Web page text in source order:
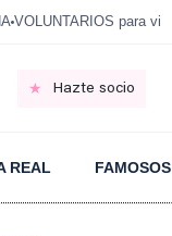
VOLUNTARIOS para
Hazte socio
REAL FAMOSOS